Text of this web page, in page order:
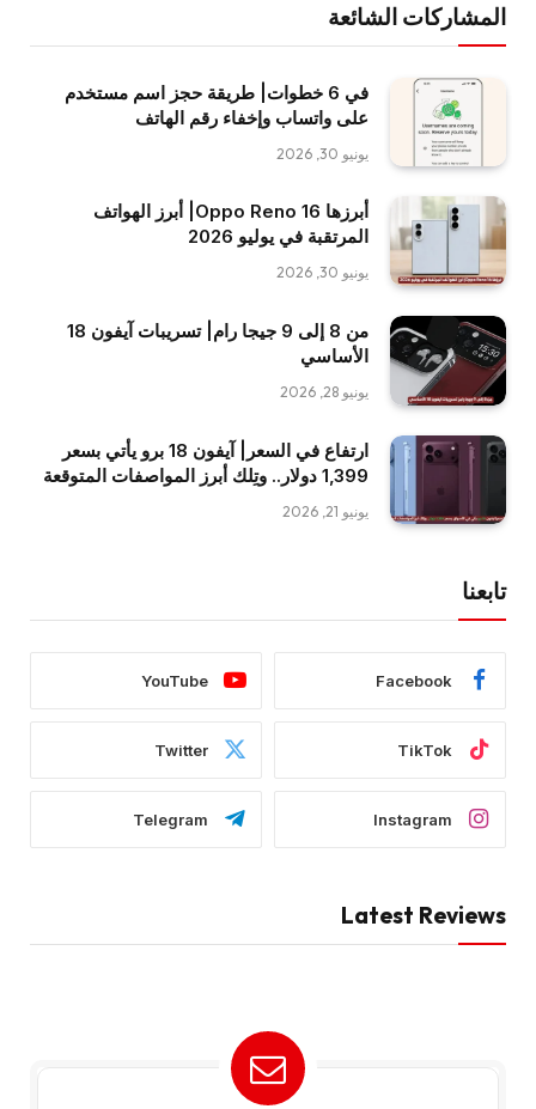
المشاركات الشائعة
في 6 خطوات| طريقة حجز اسم مستخدم
على واتساب وإخفاء رقم الهاتف
يونيو 30, 2026
أبرزها Oppo Reno 16| أبرز الهواتف
المرتقبة في يوليو 2026
يونيو 30, 2026
من 8 إلى 9 جيجا رام| تسريبات آيفون 18
الأساسي
يونيو 28, 2026
ارتفاع في السعر| آيفون 18 برو يأتي بسعر
1,399 دولار.. وتِلك أبرز المواصفات المتوقعة
يونيو 21, 2026
تابعنا
Facebook
YouTube
TikTok
Twitter
Instagram
Telegram
Latest Reviews